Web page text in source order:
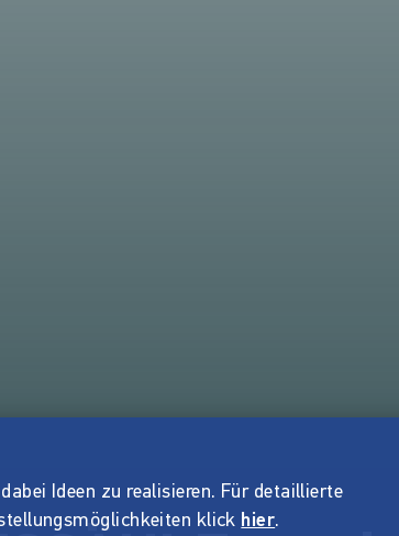
Ideen zu realisieren. Für detaillierte
klick hier.